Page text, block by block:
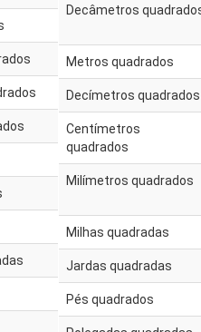
Decâmetros
Metros quadrados
Decímetros quadrados
Centímetros
quadrados
Milímetros quadrados
Milhas quadradas
Jardas quadradas
Pés quadrados